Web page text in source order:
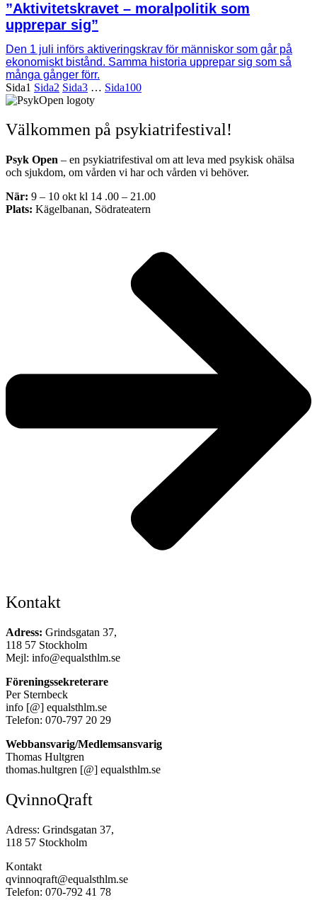
”Aktivitetskravet – moralpolitik som
upprepar sig”
Den 1 juli införs aktiveringskrav för människor som går på
ekonomiskt bistånd. Samma historia upprepar sig som så
många gånger förr.
Sida1 Sida2 Sida3 … Sida100
Välkommen på psykiatrifestival!
Psyk Open – en psykiatrifestival om att leva med psykisk ohälsa
och sjukdom, om vården vi har och vården vi behöver.
När: 9 – 10 okt kl 14 .00 – 21.00
Plats: Kägelbanan, Södrateatern
Kontakt
Adress: Grindsgatan 37,
118 57 Stockholm
Mejl: info@equalsthlm.se
Föreningssekreterare
Per Sternbeck
info [@] equalsthlm.se
Telefon: 070-797 20 29
Webbansvarig/Medlemsansvarig
Thomas Hultgren
thomas.hultgren [@] equalsthlm.se
QvinnoQraft
Adress: Grindsgatan 37,
118 57 Stockholm
Kontakt
qvinnoqraft@equalsthlm.se
Telefon: 070-792 41 78